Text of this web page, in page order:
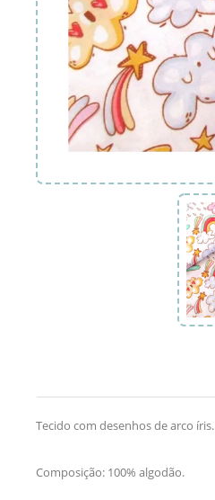
Tecido com desenhos de arco íris.
Composição: 100% algodão.